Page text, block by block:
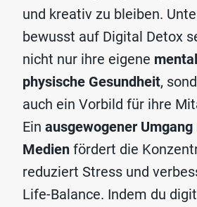
und kreativ zu bleiben.
bewusst auf Digital Detox
nicht nur ihre eigene
physische Gesundheit,
auch ein Vorbild für ihre
Ein ausgewogener
Medien fördert die
reduziert Stress und
Life-Balance. Indem du